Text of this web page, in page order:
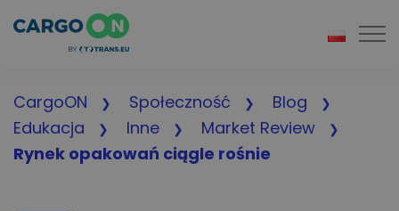
CargoON Społeczność
Blog
Edukacja
Inne
Market Review
Rynek opakowań ciągle rośnie